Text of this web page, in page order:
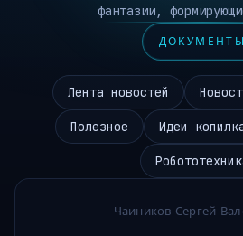
фантазии,
ДОКУМЕНТЫ
Лента новостей
Полезное Идеи
Чаиников Сергей